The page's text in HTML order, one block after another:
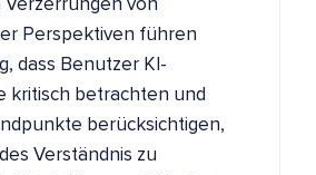
von
Perspektiven führen
dass Benutzer KI-
kritisch betrachten und
berücksichtigen,
Verständnis zu